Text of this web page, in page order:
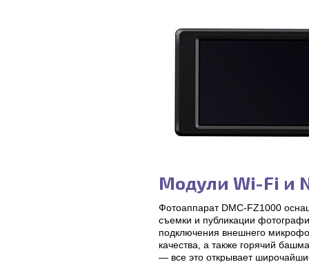
Модули Wi-Fi и
Фотоаппарат DMC-FZ1000
съемки и публикации
подключения внешнего
качества, а также горячий
— все это открывает